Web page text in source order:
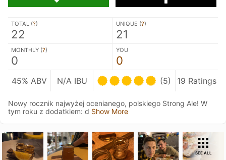
TOTAL (?)
22
UNIQUE (?)
21
MONTHLY (?)
0
YOU
0
45% ABV N/A IBU (5) 19 Ratings
Nowy rocznik najwyżej ocenianego, polskiego Strong Ale! W
tym roku z dodatkiem: d Show More
SEE ALL